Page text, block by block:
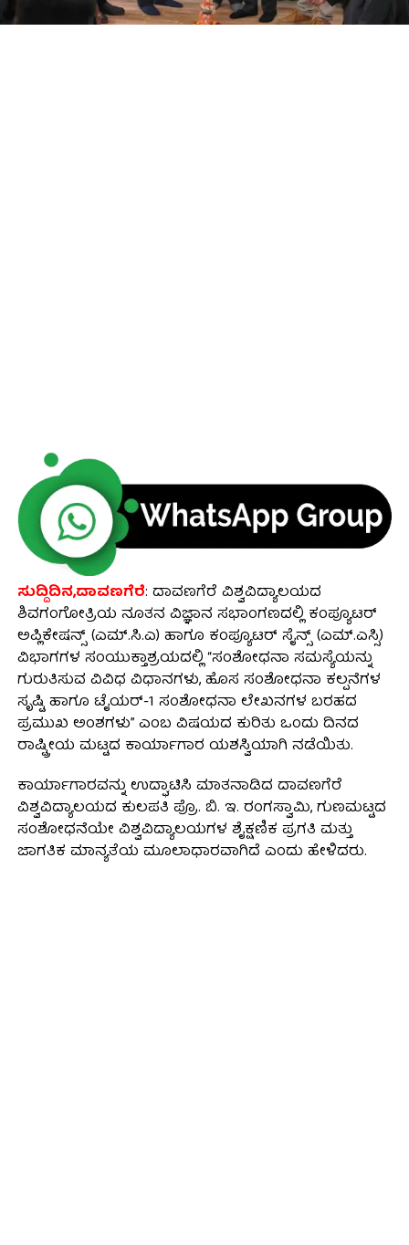
ಸುದ್ದಿದಿನ,ದಾವಣಗೆರೆ: ದಾವಣಗೆರೆ ವಿಶ್ವವಿದ್ಯಾಲಯದ
ಶಿವಗಂಗೋತ್ರಿಯ ನೂತನ ವಿಜ್ಞಾನ ಸಭಾಂಗಣದಲ್ಲಿ ಕಂಪ್ಯೂಟರ್
ಅಪ್ಲಿಕೇಷನ್ಸ್ (ಎಮ್.ಸಿ.ಎ) ಹಾಗೂ ಕಂಪ್ಯೂಟರ್ ಸೈನ್ಸ್ (ಎಮ್.ಎಸ್ಸಿ)
ವಿಭಾಗಗಳ ಸಂಯುಕ್ತಾಶ್ರಯದಲ್ಲಿ “ಸಂಶೋಧನಾ ಸಮಸ್ಯೆಯನ್ನು
ಗುರುತಿಸುವ ವಿವಿಧ ವಿಧಾನಗಳು, ಹೊಸ ಸಂಶೋಧನಾ ಕಲ್ಪನೆಗಳ
ಸೃಷ್ಟಿ ಹಾಗೂ ಟೈಯರ್-1 ಸಂಶೋಧನಾ ಲೇಖನಗಳ ಬರಹದ
ಪ್ರಮುಖ ಅಂಶಗಳು” ಎಂಬ ವಿಷಯದ ಕುರಿತು ಒಂದು ದಿನದ
ರಾಷ್ಟ್ರೀಯ ಮಟ್ಟದ ಕಾರ್ಯಾಗಾರ ಯಶಸ್ವಿಯಾಗಿ ನಡೆಯಿತು.
ಕಾರ್ಯಾಗಾರವನ್ನು ಉದ್ಘಾಟಿಸಿ ಮಾತನಾಡಿದ ದಾವಣಗೆರೆ
ವಿಶ್ವವಿದ್ಯಾಲಯದ ಕುಲಪತಿ ಪ್ರೊ. ಬಿ. ಇ. ರಂಗಸ್ವಾಮಿ, ಗುಣಮಟ್ಟದ
ಸಂಶೋಧನೆಯೇ ವಿಶ್ವವಿದ್ಯಾಲಯಗಳ ಶೈಕ್ಷಣಿಕ ಪ್ರಗತಿ ಮತ್ತು
ಜಾಗತಿಕ ಮಾನ್ಯತೆಯ ಮೂಲಾಧಾರವಾಗಿದೆ ಎಂದು ಹೇಳಿದರು.